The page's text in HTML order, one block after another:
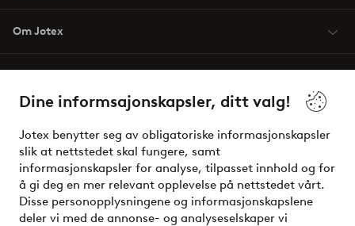
Dine informsajonskapsler, ditt valg!
Jotex benytter seg av obligatoriske informasjonskapsler
slik at nettstedet skal fungere, samt
informasjonskapsler for analyse, tilpasset innhold og for
å gi deg en mer relevant opplevelse på nettstedet vårt.
Disse personopplysningene og informasjonskapslene
deler vi med de annonse- og analyseselskaper vi
Om Jotex
Venner